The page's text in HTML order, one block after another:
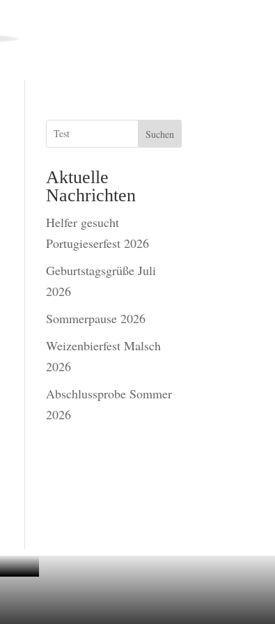
Suchen
Aktuelle
Nachrichten
Helfer gesucht
Portugieserfest 2026
Geburtstagsgrüße Juli
2026
Sommerpause 2026
Weizenbierfest Malsch
2026
Abschlussprobe Sommer
2026